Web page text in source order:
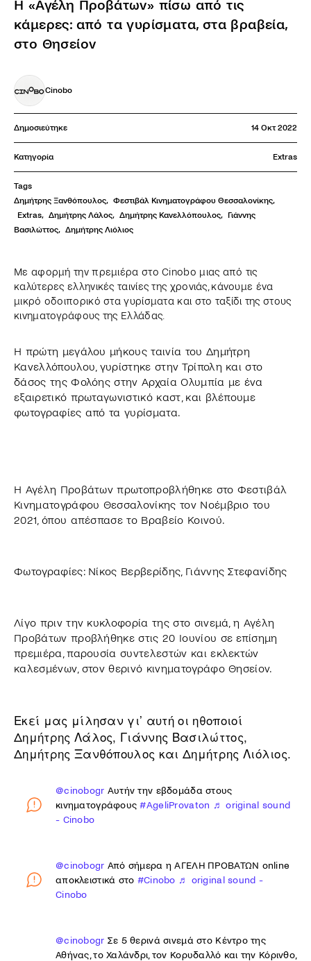
Η «Αγέλη Προβάτων» πίσω από τις
κάμερες: από τα γυρίσματα, στα βραβεία,
στο Θησείον
Cinobo
Δημοσιεύτηκε 14 Οκτ 2022
Κατηγορία Extras
Tags
Δημήτρης Ξανθόπουλος, Φεστιβάλ Κινηματογράφου Θεσσαλονίκης,
Extras, Δημήτρης Λάλος, Δημήτρης Κανελλόπουλος,
Γιάννης
Βασιλώττος, Δημήτρης Λιόλιος
Με αφορμή την πρεμιέρα στο Cinobo μιας από τις
καλύτερες ελληνικές ταινίες της χρονιάς, κάνουμε ένα
μικρό οδοιπορικό στα γυρίσματα και στο ταξίδι της στους
κινηματογράφους της Ελλάδας.
Η πρώτη μεγάλου μήκους ταινία του Δημήτρη
Κανελλόπουλου, γυρίστηκε στην Τρίπολη και στο
δάσος της Φολόης στην Αρχαία Ολυμπία με ένα
εξαιρετικό πρωταγωνιστικό καστ, και βλέπουμε
φωτογραφίες από τα γυρίσματα.
Η Αγέλη Προβάτων πρωτοπροβλήθηκε στο Φεστιβάλ
Κινηματογράφου Θεσσαλονίκης τον Νοέμβριο του
2021, όπου απέσπασε το Βραβείο Κοινού.
Φωτογραφίες: Νίκος Βερβερίδης, Γιάννης Στεφανίδης
Λίγο πριν την κυκλοφορία της στο σινεμά, η Αγέλη
Προβάτων προβλήθηκε στις 20 Ιουνίου σε επίσημη
πρεμιέρα, παρουσία συντελεστών και εκλεκτών
καλεσμένων, στον θερινό κινηματογράφο Θησείον.
Εκεί μας μίλησαν γι’ αυτή οι ηθοποιοί
Δημήτρης Λάλος, Γιάννης Βασιλώττος,
Δημήτρης Ξανθόπουλος και Δημήτρης Λιόλιος.
@cinobogr Αυτήν την εβδομάδα στους
κινηματογράφους#AgeliProvaton ♬ original sound
- Cinobo
@cinobogr Από σήμερα η ΑΓΕΛΗ ΠΡΟΒΑΤΩΝ online
αποκλειστικά στο #Cinobo ♬ original sound -
Cinobo
@cinobogr Σε 5 θερινά σινεμά στο Κέντρο της
Αθήνας, το Χαλάνδρι, τον Κορυδαλλό και την Κόρινθο,